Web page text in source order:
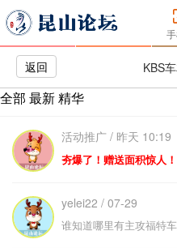
返回 KBS
全部 最新精华
活动推广 / 昨天 10:19
夯爆了！赠送面积惊人
yelei22 / 07-29
谁知道哪里有主攻福特